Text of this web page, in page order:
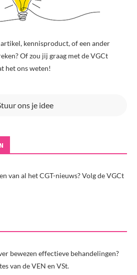
kennisproduct, of een ander
Of zou jij graag met de VGCt
het ons weten!
ons je idee
van al het CGT-nieuws? Volg de VGCt
bewezen effectieve behandelingen?
van de VEN en VSt.